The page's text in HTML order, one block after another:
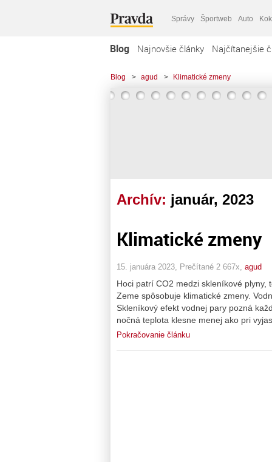
Správy Športweb Auto
Blog Najnovšie články Najčítanejšie
Blog > agud > Klimatické zmeny
Archív: január, 2023
Klimatické zmeny
15. januára 2023, Prečítané 2 667x, agud
Hoci patrí CO2 medzi skleníkové
Zeme spôsobuje klimatické zmeny.
Skleníkový efekt vodnej pary pozná
nočná teplota klesne menej ako pri
Pokračovanie článku